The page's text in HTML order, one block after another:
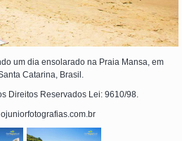
um dia ensolarado na Praia Mansa, em
Catarina, Brasil.
Direitos Reservados Lei: 9610/98.